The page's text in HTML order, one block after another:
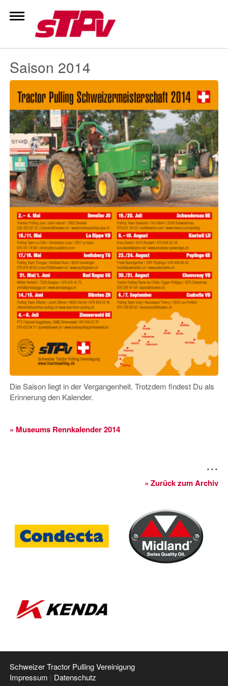
Inhalt
Saison 2014
Die Saison liegt in der Vergangenheit. Trotzdem findest Du als
Erinnerung den Kalender.
» Museums Rennkalender 2014
...
» Zurück zum Archiv
Schweizer Tractor Pulling Vereinigung
Impressum | Datenschutz